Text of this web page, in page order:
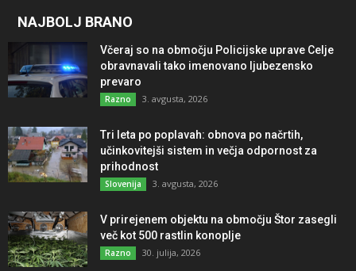
NAJBOLJ BRANO
Včeraj so na območju Policijske uprave Celje
obravnavali tako imenovano ljubezensko
prevaro
Razno 3. avgusta, 2026
Tri leta po poplavah: obnova po načrtih,
učinkovitejši sistem in večja odpornost za
prihodnost
Slovenija 3. avgusta, 2026
V prirejenem objektu na območju Štor zasegli
več kot 500 rastlin konoplje
Razno 30. julija, 2026